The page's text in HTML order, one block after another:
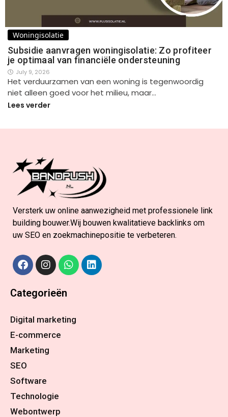
Woningisolatie
Subsidie aanvragen woningisolatie: Zo profiteer
je optimaal van financiële ondersteuning
July 9, 2026
Het verduurzamen van een woning is tegenwoordig
niet alleen goed voor het milieu, maar…
Lees verder
Versterk uw online aanwezigheid met professionele link
building bouwer.Wij bouwen kwalitatieve backlinks om
uw SEO en zoekmachinepositie te verbeteren.
Categorieën
Digital marketing
E-commerce
Marketing
SEO
Software
Technologie
Webontwerp